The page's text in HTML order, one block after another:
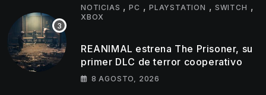
NOTICIAS ,PC ,PLAYSTATION , SWITCH ,
XBOX
REANIMAL estrena The Prisoner, su
primer DLC de terror cooperativo
8 AGOSTO, 2026